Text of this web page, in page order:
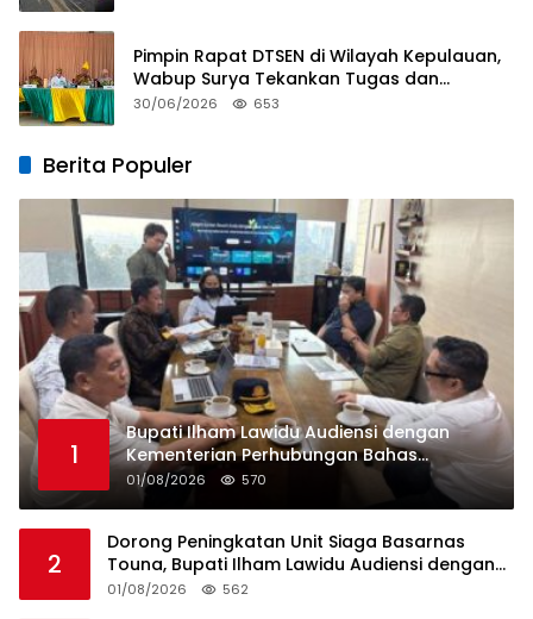
Pimpin Rapat DTSEN di Wilayah Kepulauan,
Wabup Surya Tekankan Tugas dan
Tanggung Jawab Operator
30/06/2026 653
Berita Populer
1
Bupati Ilham Lawidu Audiensi dengan
Kementerian Perhubungan Bahas
Rencana Pembangunan Pelabuhan Ferry
Lebiti
01/08/2026 570
2
Dorong Peningkatan Unit Siaga Basarnas
Touna, Bupati Ilham Lawidu Audiensi dengan
Basarnas Pusat
01/08/2026 562